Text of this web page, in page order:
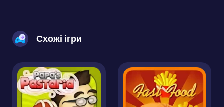
Схожі ігри